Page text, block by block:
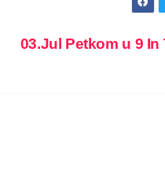
03.Jul Petkom u 9 In